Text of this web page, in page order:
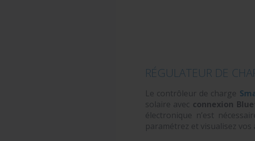
RÉGULATEUR DE
Le contrôleur de charge
solaire avec connexion
électronique n’est
paramétrez et visualisez